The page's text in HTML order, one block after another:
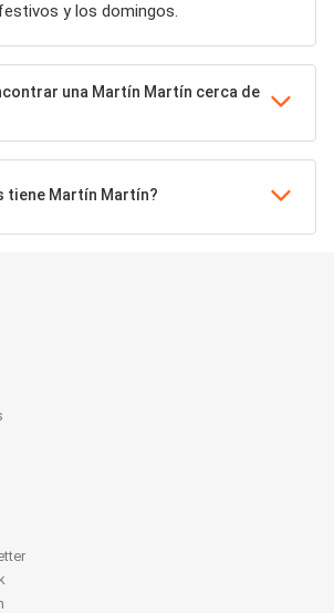
y los domingos.
una Martín Martín cerca de
tiene Martín Martín?